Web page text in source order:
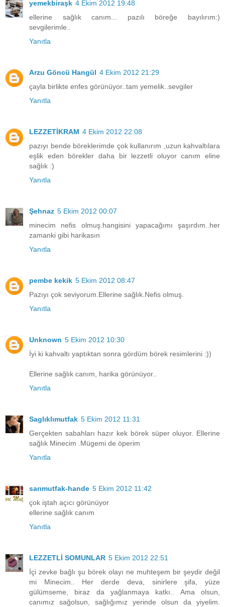
yemekbiraşk 4 Ekim 2012 19:48
ellerine sağlık canım... pazılı böreğe bayılırım:)
sevgilerimle..
Yanıtla
Arzu Göncü Hangül 4 Ekim 2012 21:29
çayla birlikte enfes görünüyor..tam yemelik..sevgiler
Yanıtla
LEZZETİKRAM 4 Ekim 2012 22:08
pazıyı bende böreklerimde çok kullanırım ,uzun kahvaltılara
eşlik eden börekler daha bir lezzetli oluyor canım eline
sağlık :)
Yanıtla
Şehnaz 5 Ekim 2012 00:07
minecim nefis olmuş.hangisini yapacağımı şaşırdım..her
zamanki gibi harikasın
Yanıtla
pembe kekik 5 Ekim 2012 08:47
Pazıyı çok seviyorum.Ellerine sağlık.Nefis olmuş.
Yanıtla
Unknown 5 Ekim 2012 10:30
İyi ki kahvaltı yaptıktan sonra gördüm börek resimlerini :))
Ellerine sağlık canım, harika görünüyor..
Yanıtla
Saglıklımutfak 5 Ekim 2012 11:31
Gerçekten sabahları hazır kek börek süper oluyor. Ellerine
sağlık Minecim .Mügemi de öperim
Yanıtla
sarımutfak-hande 5 Ekim 2012 11:42
çok iştah açıcı görünüyor
ellerine sağlık canım
Yanıtla
LEZZETLİ SOMUNLAR 5 Ekim 2012 22:51
İçi zevke bağlı şu börek olayı ne muhteşem bir şeydir değil
mi Minecim.. Her derde deva, sinirlere şifa, yüze
gülümseme, biraz da yağlanmaya katkı.. Ama olsun,
canımız sağolsun, sağlığımız yerinde olsun da yiyelim.